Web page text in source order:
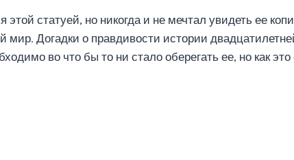
статуей, но никогда и не мечтал увидеть ее
мир. Догадки о правдивости истории
во что бы то ни стало оберегать ее, но как